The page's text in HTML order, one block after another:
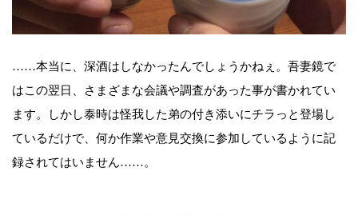
……本当に、深酒はしなかったんでしょうかねぇ。吾妻鏡で
はこの翌日、さまざまな会議や調査があった事が書かれてい
ます。しかし泰時は怪我した弟の付き添いにチラっと登場し
ているだけで、何か作業や意見交換に参加しているように記
録されてはいません……。